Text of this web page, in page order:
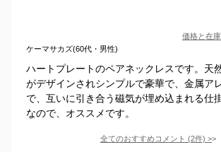
価格と在
ケーマサカズ(60代・男性)
ハートプレートのペアネックレスです。天
がデザインされシンプルで豪華で、金属ア
で、互いに引き合う磁気が埋め込まれる仕
なので、オススメです。
全てのおすすめコメント (2件) >